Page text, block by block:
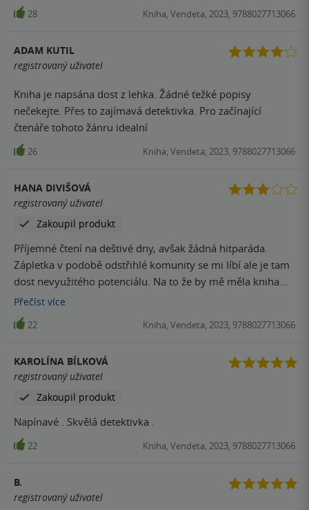
hrdinky je také velmi překvapivá a ani mi nevadilo obvyklé
klišé v podobě „traumatizující minulosti“, jehož vyvrcholení
výtek. Na to, že je příběh vyprávěn v první osobě,
neponořila jsem se do mysli hlavní hrdinky nijak hluboko a
bohužel jsem se s ní vůbec neztotožnila. Vše působilo
velmi povrchně a zároveň zmateně, především
přeskakování v různých scénách. Myšlenkové pochody
zvyklá, a rušilo mě to od čtení. Události na sebe moc
Očekávám od knihy větší propracovanost, a i když vítám
nižší počet stran, vím, že to bývá většinou na úkor kvality
příběhu. Závěr byl docela překvapivý a samotný konec
pokračovat.
28 Kniha, Vendeta, 2023, 9788027713066
ADAM KUTIL
registrovaný uživatel
Kniha je napsána dost z lehka. Žádné ťežké popisy
nečekejte. Přes to zajímavá detektivka. Pro začínající
čtenáře tohoto žánru idealní
26 Kniha, Vendeta, 2023, 9788027713066
HANA DIVIŠOVÁ
registrovaný uživatel
Zakoupil produkt
Příjemné čtení na deštivé dny, avšak žádná hitparáda.
Zápletka v podobě odstřihlé komunity se mi líbí ale je tam
dost nevyužitého potenciálu. Na to že by mě měla kniha
vtrhnout do sebe jakožto 1. díl trilogie, tak se tato situace
nekoná. Nelituji že jsem to četla, ale nepřesvědčilo mě to k
pokračování dalších dílů.
Přečíst více
22 Kniha, Vendeta, 2023, 9788027713066
KAROLÍNA BÍLKOVÁ
registrovaný uživatel
Zakoupil produkt
Napínavé . Skvělá detektivka .
22 Kniha, Vendeta, 2023, 9788027713066
B.
registrovaný uživatel